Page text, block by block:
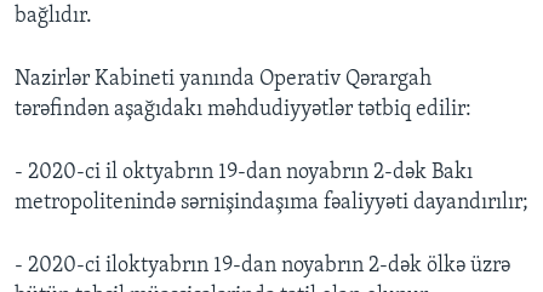
bağlıdır.
Nazirlər Kabineti yanında Operativ Qərargah
tərəfindən aşağıdakı məhdudiyyətlər tətbiq edilir:
- 2020-ci il oktyabrın 19-dan noyabrın 2-dək Bakı
metropolitenində sərnişindaşıma fəaliyyəti dayandırılır;
- 2020-ci iloktyabrın 19-dan noyabrın 2-dək ölkə üzrə